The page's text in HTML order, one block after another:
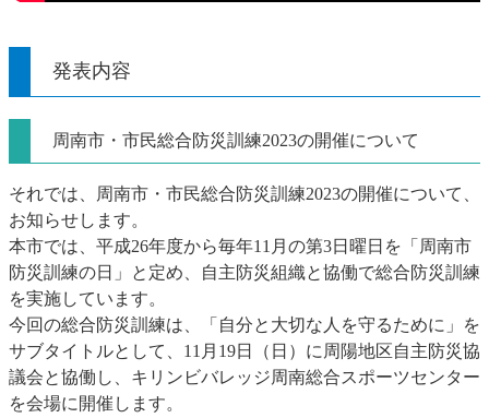
発表内容
周南市・市民総合防災訓練2023の開催について
それでは、周南市・市民総合防災訓練2023の開催について、
お知らせします。
本市では、平成26年度から毎年11月の第3日曜日を「周南市
防災訓練の日」と定め、自主防災組織と協働で総合防災訓練
を実施しています。
今回の総合防災訓練は、「自分と大切な人を守るために」を
サブタイトルとして、11月19日（日）に周陽地区自主防災協
議会と協働し、キリンビバレッジ周南総合スポーツセンター
を会場に開催します。